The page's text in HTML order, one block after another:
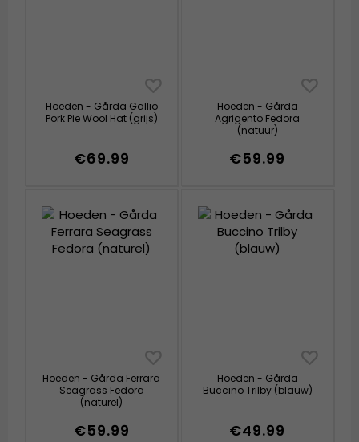
Hoeden - Gårda Gallio
Pork Pie Wool Hat (grijs)
€69.99
Hoeden - Gårda
Agrigento Fedora
(natuur)
€59.99
Hoeden - Gårda Ferrara
Seagrass Fedora
(naturel)
€59.99
Hoeden - Gårda
Buccino Trilby (blauw)
€49.99